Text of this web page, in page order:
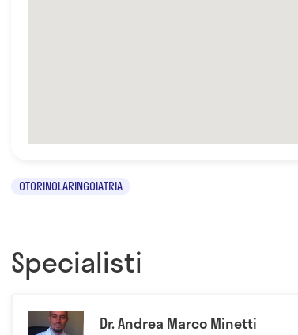
OTORINOLARINGOIATRIA
Specialisti
Dr. Andrea Marco Minetti